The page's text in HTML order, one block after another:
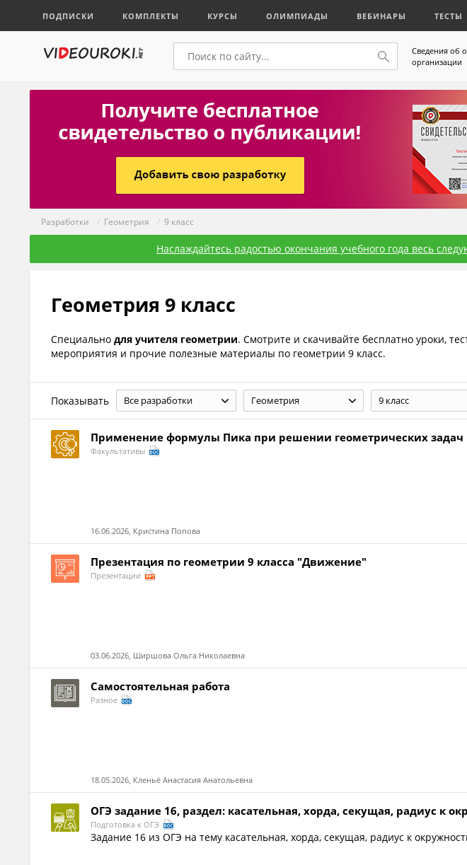
ПОДПИСКИ КОМПЛЕКТЫ КУРСЫ ОЛИМПИАДЫ ВЕБИНАРЫ ТЕСТЫ
Сведения об
организации
Разработки / Геометрия / 9 класс
Наслаждайтесь радостью окончания учебного года весь
Геометрия 9 класс
Специально для учителя геометрии. Смотрите и скачивайте бесплатно уроки,
мероприятия и прочие полезные материалы по геометрии 9 класс.
Показывать Все разработки Геометрия 9 класс
Применение формулы Пика при решении геометрических задач
Факультативы
16.06.2026, Кристина Попова
Презентация по геометрии 9 класса "Движение"
Презентации
03.06.2026, Ширшова Ольга Николаевна
Самостоятельная работа
Разное
18.05.2026, Кленьё Анастасия Анатольевна
ОГЭ задание 16, раздел: касательная, хорда, секущая, радиус к
Подготовка к ОГЭ
Задание 16 из ОГЭ на тему касательная, хорда, секущая, радиус к